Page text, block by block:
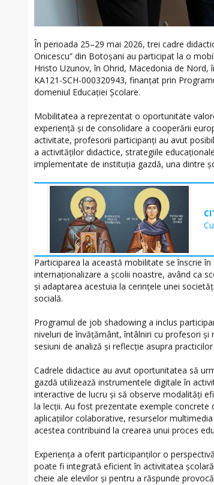
În perioada 25–29 mai 2026, trei cadre
Onicescu” din Botoșani au participat la o
Hristo Uzunov, în Ohrid, Macedonia de Nord,
KA121-SCH-000320943, finanțat prin
domeniul Educației Școlare.
Mobilitatea a reprezentat o oportunitate
experiență și de consolidare a cooperării
activitate, profesorii participanți au avut
a activităților didactice, strategiile
implementate de instituția gazdă, una dintre
Participarea la această mobilitate se înscrie
internaționalizare a școlii noastre, având ca
și adaptarea acestuia la cerințele unei
socială.
Programul de job shadowing a inclus
niveluri de învățământ, întâlniri cu profesori
sesiuni de analiză și reflecție asupra
Cadrele didactice au avut oportunitatea să
gazdă utilizează instrumentele digitale în
interactive de lucru și să observe modalități
la lecții. Au fost prezentate exemple
aplicațiilor colaborative, resurselor
acestea contribuind la crearea unui proces
Experiența a oferit participanților o
poate fi integrată eficient în activitatea
cheie ale elevilor și pentru a răspunde